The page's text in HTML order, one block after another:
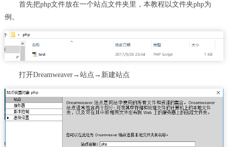
首先把php文件放在一个站点文件夹里，本教程以文件夹php为
例。
打开Dreamweaver→站点→新建站点